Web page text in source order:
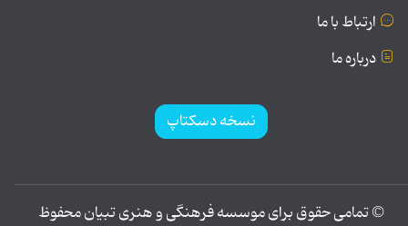
ارتباط با ما
درباره ما
نسخه دسکتاپ
© تمامی حقوق برای موسسه فرهنگی و هنری تبیان محفوظ